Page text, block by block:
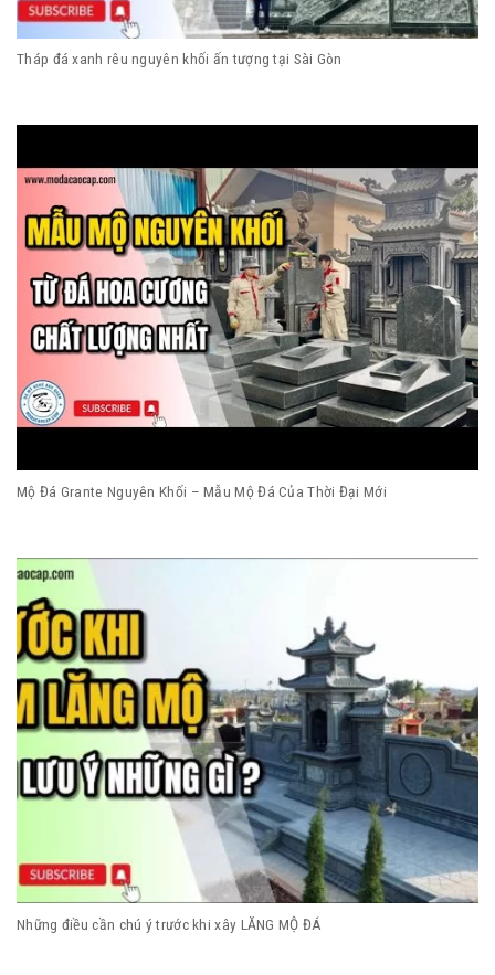
Tháp đá xanh rêu nguyên khối ấn tượng tại Sài Gòn
Mộ Đá Grante Nguyên Khối – Mẫu Mộ Đá Của Thời Đại Mới
Những điều cần chú ý trước khi xây LĂNG MỘ ĐÁ